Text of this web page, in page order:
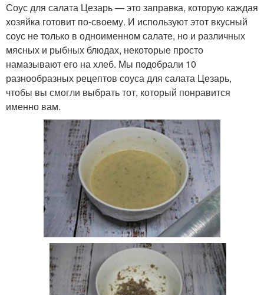
Соус для салата Цезарь — это заправка, которую каждая
хозяйка готовит по-своему. И используют этот вкусный
соус не только в одноименном салате, но и различных
мясных и рыбных блюдах, некоторые просто
намазывают его на хлеб. Мы подобрали 10
разнообразных рецептов соуса для салата Цезарь,
чтобы вы смогли выбрать тот, который понравится
именно вам.